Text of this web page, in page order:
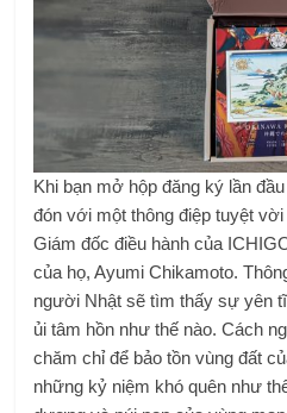
Khi bạn mở hộp đăng ký lần
đón với một thông điệp tuyệt
Giám đốc điều hành của
của họ, Ayumi Chikamoto.
người Nhật sẽ tìm thấy sự yên
ủi tâm hồn như thế nào. Cách
chăm chỉ để bảo tồn vùng đất
những kỷ niệm khó quên như